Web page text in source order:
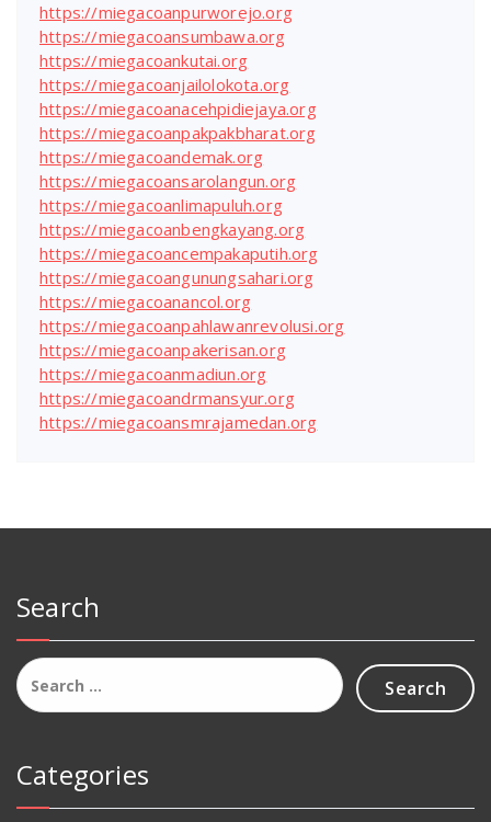
https://miegacoanpurworejo.org
https://miegacoansumbawa.org
https://miegacoankutai.org
https://miegacoanjailolokota.org
https://miegacoanacehpidiejaya.org
https://miegacoanpakpakbharat.org
https://miegacoandemak.org
https://miegacoansarolangun.org
https://miegacoanlimapuluh.org
https://miegacoanbengkayang.org
https://miegacoancempakaputih.org
https://miegacoangunungsahari.org
https://miegacoanancol.org
https://miegacoanpahlawanrevolusi.org
https://miegacoanpakerisan.org
https://miegacoanmadiun.org
https://miegacoandrmansyur.org
https://miegacoansmrajamedan.org
Search
Search
for:
Categories